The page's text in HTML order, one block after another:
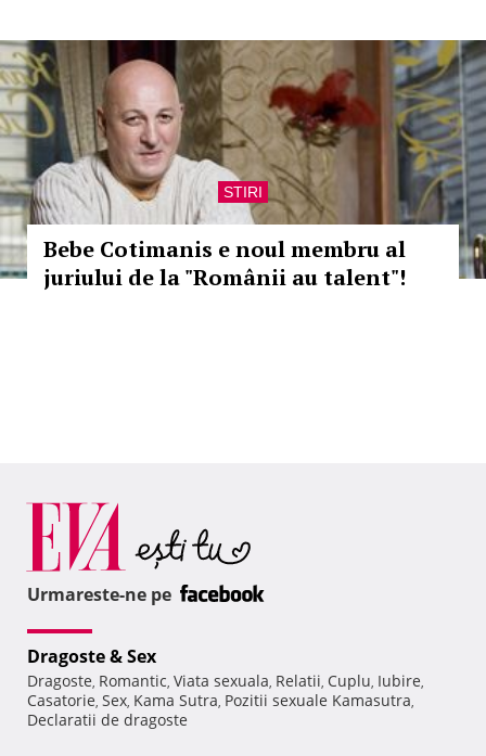
STIRI
Bebe Cotimanis e noul membru al
juriului de la "Românii au talent"!
Urmareste-ne pe
Dragoste & Sex
Dragoste, Romantic, Viata sexuala, Relatii, Cuplu, Iubire,
Casatorie, Sex, Kama Sutra, Pozitii sexuale Kamasutra,
Declaratii de dragoste